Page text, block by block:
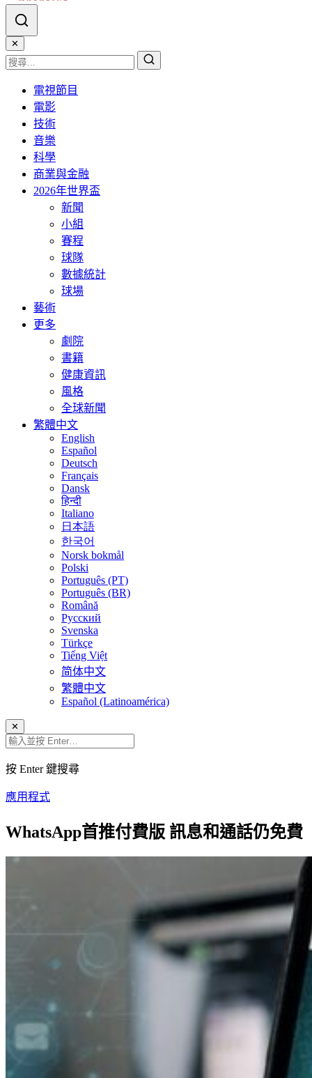
✕
電視節目
電影
技術
音樂
科學
商業與金融
2026年世界盃
新聞
小組
賽程
球隊
數據統計
球場
藝術
更多
劇院
書籍
健康資訊
風格
全球新聞
繁體中文
English
Español
Deutsch
Français
Dansk
हिन्दी
Italiano
日本語
한국어
Norsk bokmål
Polski
Português (PT)
Português (BR)
Română
Русский
Svenska
Türkçe
Tiếng Việt
简体中文
繁體中文
Español (Latinoamérica)
✕
按 Enter 鍵搜尋
應用程式
WhatsApp首推付費版 訊息和通話仍免費